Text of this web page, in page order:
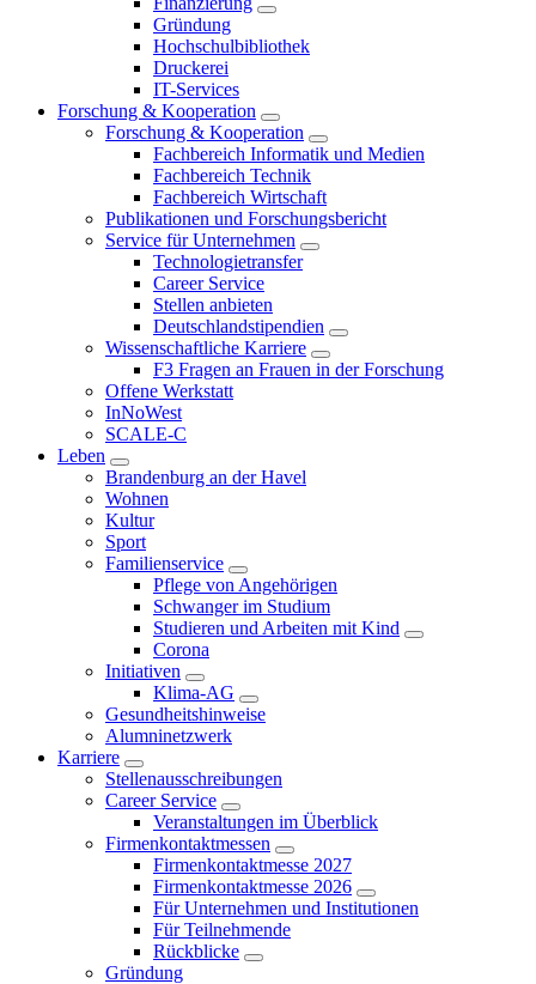
Gründung
Hochschulbibliothek
Druckerei
IT-Services
Forschung & Kooperation
Forschung & Kooperation
Fachbereich Informatik und Medien
Fachbereich Technik
Fachbereich Wirtschaft
Publikationen und Forschungsbericht
Service für Unternehmen
Technologietransfer
Career Service
Stellen anbieten
Deutschlandstipendien
Wissenschaftliche Karriere
F3 Fragen an Frauen in der Forschung
Offene Werkstatt
InNoWest
SCALE-C
Leben
Brandenburg an der Havel
Wohnen
Kultur
Sport
Familienservice
Pflege von Angehörigen
Schwanger im Studium
Studieren und Arbeiten mit Kind
Corona
Initiativen
Klima-AG
Gesundheitshinweise
Alumninetzwerk
Karriere
Stellenausschreibungen
Career Service
Veranstaltungen im Überblick
Firmenkontaktmessen
Firmenkontaktmesse 2027
Firmenkontaktmesse 2026
Für Unternehmen und Institutionen
Für Teilnehmende
Rückblicke
Gründung